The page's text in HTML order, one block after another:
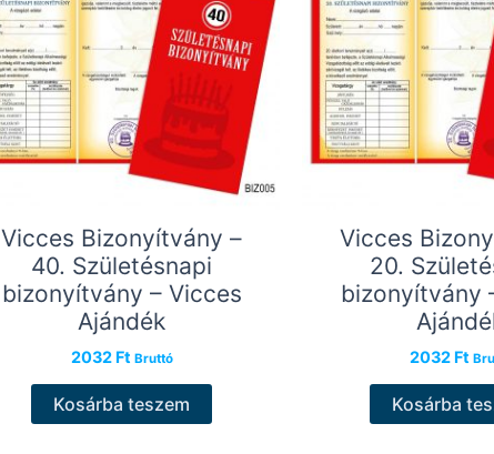
Vicces Bizonyítvány –
40. Születésnapi
bizonyítvány – Vicces
Ajándék
2032 Ft Bruttó
Kosárba teszem
Vicces
20.
bizonyítvány
2032 Ft
Kosárba